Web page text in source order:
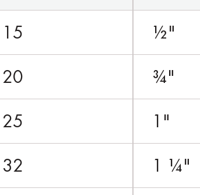
15
20
25
32
½"
¾"
1"
1 ¼"